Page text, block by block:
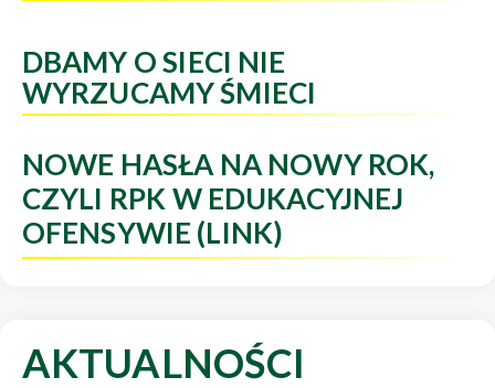
DBAMY O SIECI NIE
WYRZUCAMY ŚMIECI
NOWE HASŁA NA NOWY ROK,
CZYLI RPK W EDUKACYJNEJ
OFENSYWIE (LINK)
AKTUALNOŚCI